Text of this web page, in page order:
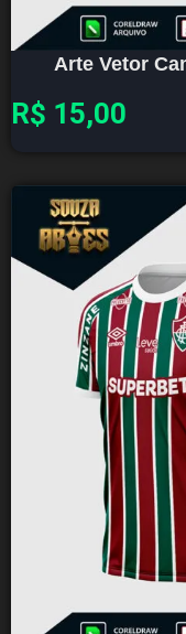
Arte Vetor
R$ 15,00